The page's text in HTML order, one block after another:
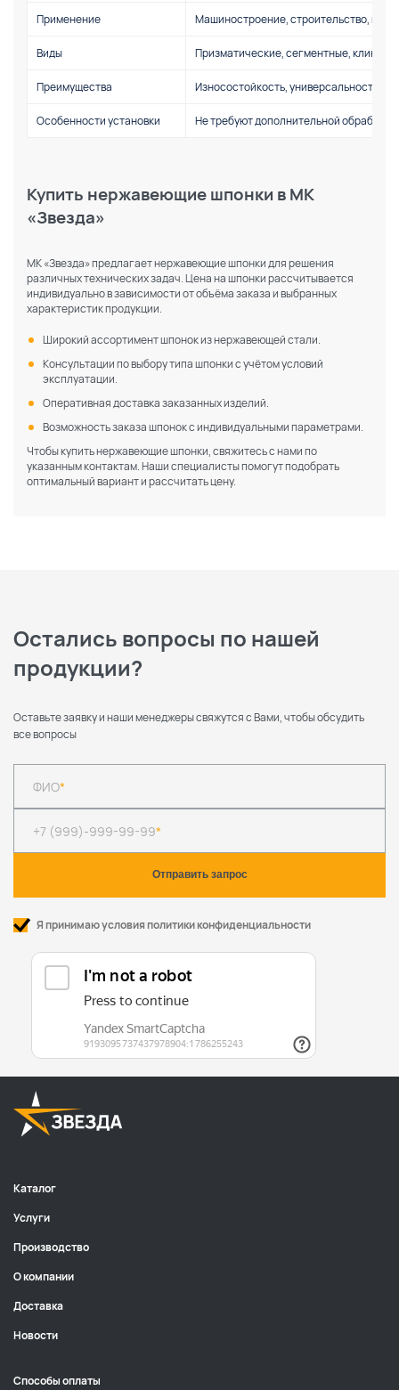
Применение Машиностроение, строительство,
Виды Призматические, сегментные,
Преимущества Износостойкость, универсальность,
Особенности установки Не требуют дополнительной
Купить нержавеющие шпонки в МК
«Звезда»
МК «Звезда» предлагает нержавеющие шпонки для решения
различных технических задач. Цена на шпонки рассчитывается
индивидуально в зависимости от объёма заказа и выбранных
характеристик продукции.
Широкий ассортимент шпонок из нержавеющей стали.
Консультации по выбору типа шпонки с учётом условий
эксплуатации.
Оперативная доставка заказанных изделий.
Возможность заказа шпонок с индивидуальными параметрами.
Чтобы купить нержавеющие шпонки, свяжитесь с нами по
указанным контактам. Наши специалисты помогут подобрать
оптимальный вариант и рассчитать цену.
Остались вопросы по нашей
продукции?
Оставьте заявку и наши менеджеры свяжутся с Вами, чтобы обсудить
все вопросы
ФИО*
+7 (999)-999-99-99*
Я принимаю условия политики конфиденциальности
Каталог
Услуги
Производство
О компании
Доставка
Новости
Способы оплаты
По каталогу По сайту